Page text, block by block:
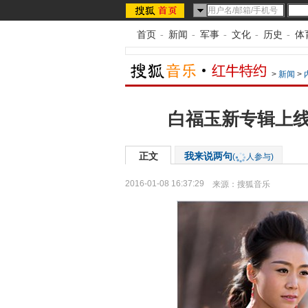
首页 - 新闻 - 军事 - 文化 - 历史 - 体
> 新闻 >
白福玉新专辑上
正文 我来说两句( 人参与)
2016-01-08 16:37:29 来源： 搜狐音乐